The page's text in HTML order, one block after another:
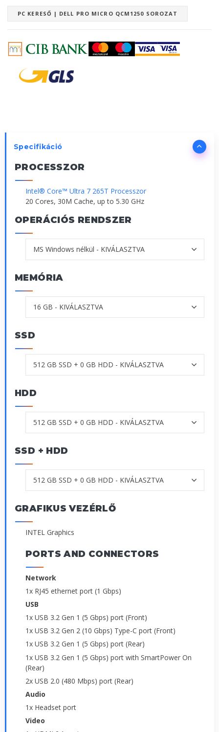
PC KERESŐ | DELL PRO MICRO QCM1250 SOROZAT
Specifikáció
PROCESSZOR
Intel® Core™ Ultra 7 265T Processzor
20 Cores, 30M Cache, up to 5.30 GHz
OPERÁCIÓS RENDSZER
MEMÓRIA
SSD
HDD
SSD + HDD
GRAFIKUS VEZÉRLŐ
INTEL Graphics
PORTS AND CONNECTORS
Network
1x RJ45 ethernet port (1 Gbps)
USB
1x USB 3.2 Gen 1 (5 Gbps) port (Front)
1x USB 3.2 Gen 2 (10 Gbps) Type-C port (Front)
1x USB 3.2 Gen 1 (5 Gbps) port (Rear)
1x USB 3.2 Gen 1 (5 Gbps) port with SmartPower On
(Rear)
2x USB 2.0 (480 Mbps) port (Rear)
Audio
1x Headset port
Video